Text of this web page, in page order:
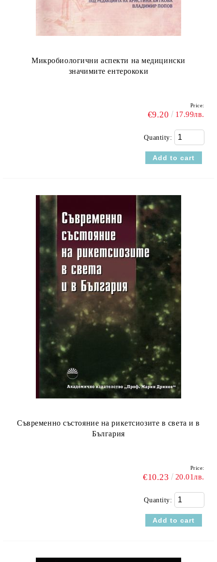
Микробиологични аспекти на медицински
значимите ентерококи
Price:
€9.20 17.99лв.
Quantity:
Съвременно състояние на рикетсиозите в света и в
България
Price:
€10.23 20.01лв.
Quantity: